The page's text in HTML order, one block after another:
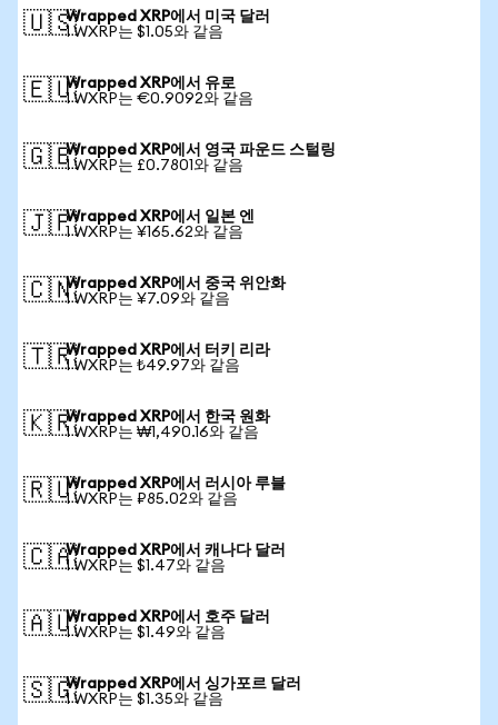
🇺🇸Wrapped XRP에서 미국 달러
1 WXRP는 $1.05와 같음
🇪🇺Wrapped XRP에서 유로
1 WXRP는 €0.9092와 같음
🇬🇧Wrapped XRP에서 영국 파운드 스털링
1 WXRP는 £0.7801와 같음
🇯🇵Wrapped XRP에서 일본 엔
1 WXRP는 ¥165.62와 같음
🇨🇳Wrapped XRP에서 중국 위안화
1 WXRP는 ¥7.09와 같음
🇹🇷Wrapped XRP에서 터키 리라
1 WXRP는 ₺49.97와 같음
🇰🇷Wrapped XRP에서 한국 원화
1 WXRP는 ₩1,490.16와 같음
🇷🇺Wrapped XRP에서 러시아 루블
1 WXRP는 ₽85.02와 같음
🇨🇦Wrapped XRP에서 캐나다 달러
1 WXRP는 $1.47와 같음
🇦🇺Wrapped XRP에서 호주 달러
1 WXRP는 $1.49와 같음
🇸🇬Wrapped XRP에서 싱가포르 달러
1 WXRP는 $1.35와 같음